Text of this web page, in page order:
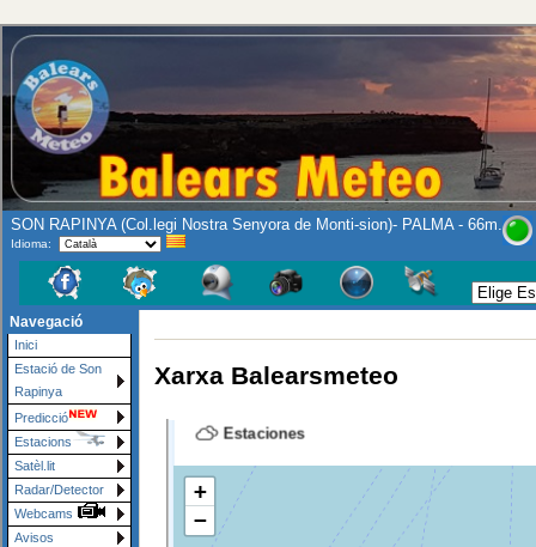
SON RAPINYA (Col.legi Nostra Senyora de Monti-sion)- PALMA - 66m.
Idioma:
Se ruega a
Navegació
Inici
Estació de Son
Rapinya
Predicció
Estacions
Satèl.lit
Radar/Detector
Webcams
Avisos
Xarxa Balearsmeteo